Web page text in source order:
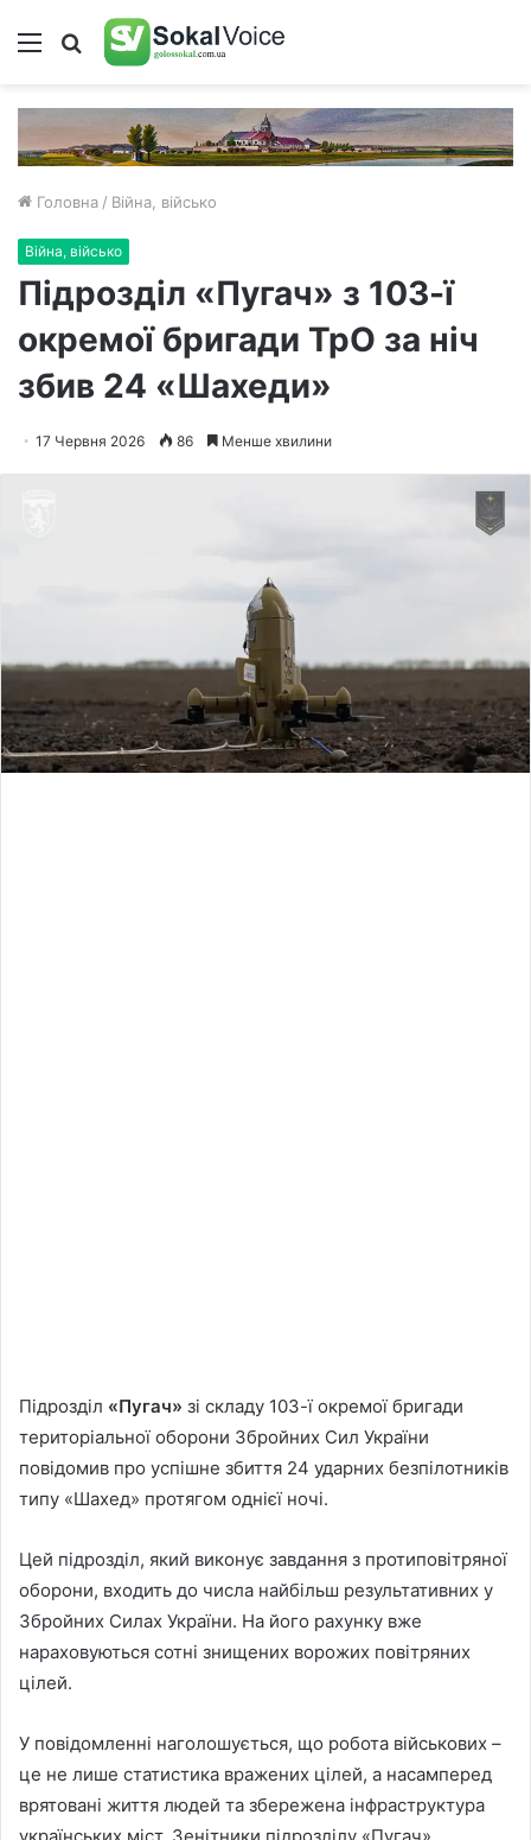
Меню Пошук
Головна / Війна, військо
Війна, військо
Підрозділ «Пугач» з 103-ї
окремої бригади ТрО за ніч
збив 24 «Шахеди»
17 Червня 2026 86 Менше хвилини
Підрозділ «Пугач» зі складу 103-ї окремої бригади
територіальної оборони Збройних Сил України
повідомив про успішне збиття 24 ударних безпілотників
типу «Шахед» протягом однієї ночі.
Цей підрозділ, який виконує завдання з протиповітряної
оборони, входить до числа найбільш результативних у
Збройних Силах України. На його рахунку вже
нараховуються сотні знищених ворожих повітряних
цілей.
У повідомленні наголошується, що робота військових –
це не лише статистика вражених цілей, а насамперед
врятовані життя людей та збережена інфраструктура